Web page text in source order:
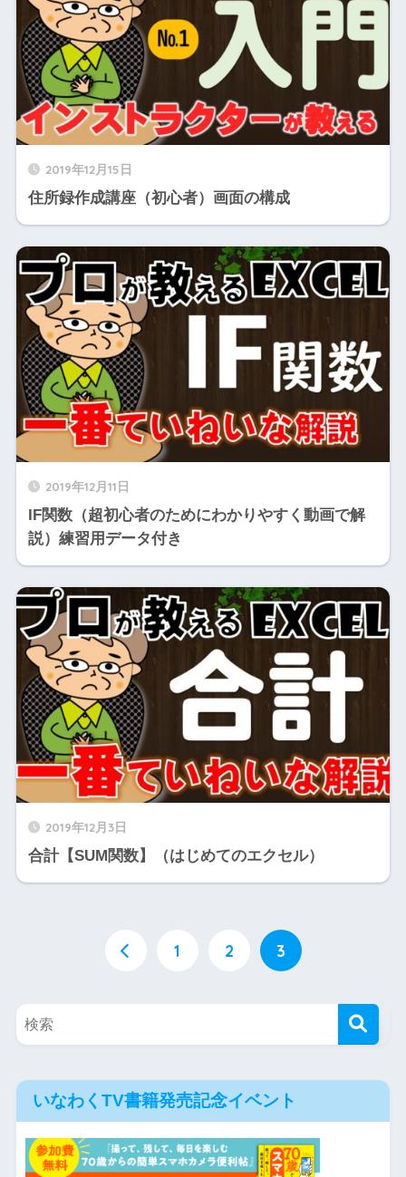
2019年12月15日
住所録作成講座（初心者）画面の構成
2019年12月11日
IF関数（超初心者のためにわかりやすく動画で解
説）練習用データ付き
2019年12月3日
合計【SUM関数】（はじめてのエクセル）
1 2 3
いなわくTV書籍発売記念イベント